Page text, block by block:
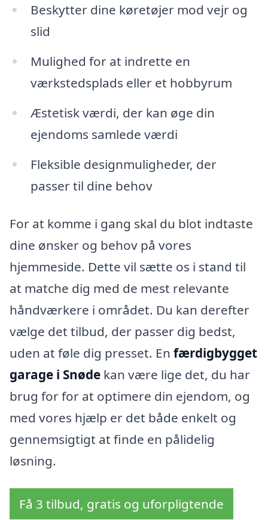
Beskytter dine køretøjer mod vejr og
slid
Mulighed for at indrette en
værkstedsplads eller et hobbyrum
Æstetisk værdi, der kan øge din
ejendoms samlede værdi
Fleksible designmuligheder, der
passer til dine behov
For at komme i gang skal du blot indtaste
dine ønsker og behov på vores
hjemmeside. Dette vil sætte os i stand til
at matche dig med de mest relevante
håndværkere i området. Du kan derefter
vælge det tilbud, der passer dig bedst,
uden at føle dig presset. En færdigbygget
garage i Snøde kan være lige det, du har
brug for for at optimere din ejendom, og
med vores hjælp er det både enkelt og
gennemsigtigt at finde en pålidelig
løsning.
Få 3 tilbud, gratis og uforpligtende